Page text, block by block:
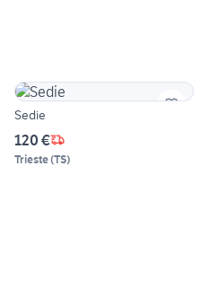
Sedie
120 €
Trieste(TS)